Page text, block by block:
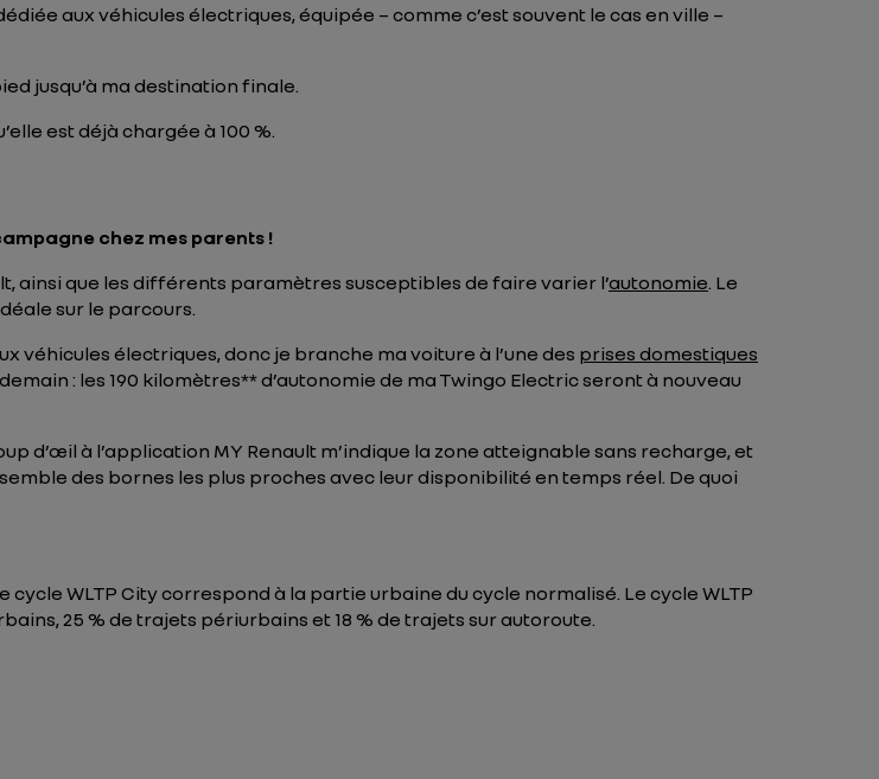
aux véhicules électriques, équipée – comme c’est souvent le cas en ville –
jusqu’à ma destination finale.
est déjà chargée à 100 %.
chez mes parents !
ainsi que les différents paramètres susceptibles de faire varier l’autonomie. Le
sur le parcours.
véhicules électriques, donc je branche ma voiture à l’une des prises domestiques
: les 190 kilomètres** d’autonomie de ma Twingo Electric seront à nouveau
d’œil à l’application MY Renault m’indique la zone atteignable sans recharge, et
des bornes les plus proches avec leur disponibilité en temps réel. De quoi
WLTP City correspond à la partie urbaine du cycle normalisé. Le cycle WLTP
25 % de trajets périurbains et 18 % de trajets sur autoroute.